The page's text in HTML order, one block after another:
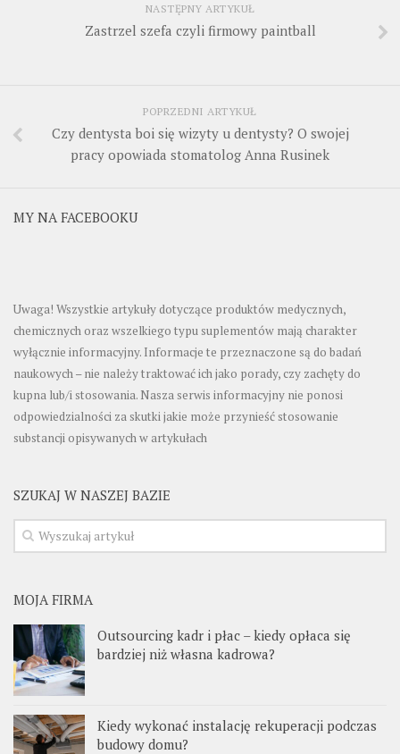
NASTĘPNY ARTYKUŁ
Zastrzel szefa czyli firmowy paintball
POPRZEDNI ARTYKUŁ
Czy dentysta boi się wizyty u dentysty? O swojej
pracy opowiada stomatolog Anna Rusinek
MY NA FACEBOOKU
Uwaga! Wszystkie artykuły dotyczące produktów medycznych,
chemicznych oraz wszelkiego typu suplementów mają charakter
wyłącznie informacyjny. Informacje te przeznaczone są do badań
naukowych – nie należy traktować ich jako porady, czy zachęty do
kupna lub/i stosowania. Nasza serwis informacyjny nie ponosi
odpowiedzialności za skutki jakie może przynieść stosowanie
substancji opisywanych w artykułach
SZUKAJ W NASZEJ BAZIE
MOJA FIRMA
Outsourcing kadr i płac – kiedy opłaca się
bardziej niż własna kadrowa?
Kiedy wykonać instalację rekuperacji podczas
budowy domu?